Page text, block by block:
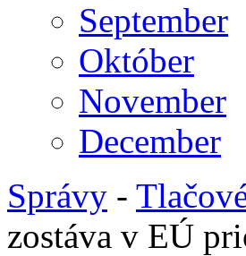
September
Október
November
December
Správy -
zostáva v EÚ